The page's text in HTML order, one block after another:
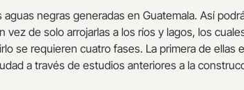
negras generadas en Guatemala. Así
vez de solo arrojarlas a los ríos y lagos, los
se requieren cuatro fases. La primera de ellas
a través de estudios anteriores a la